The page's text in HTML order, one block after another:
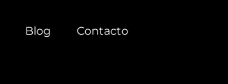
Blog
Contacto